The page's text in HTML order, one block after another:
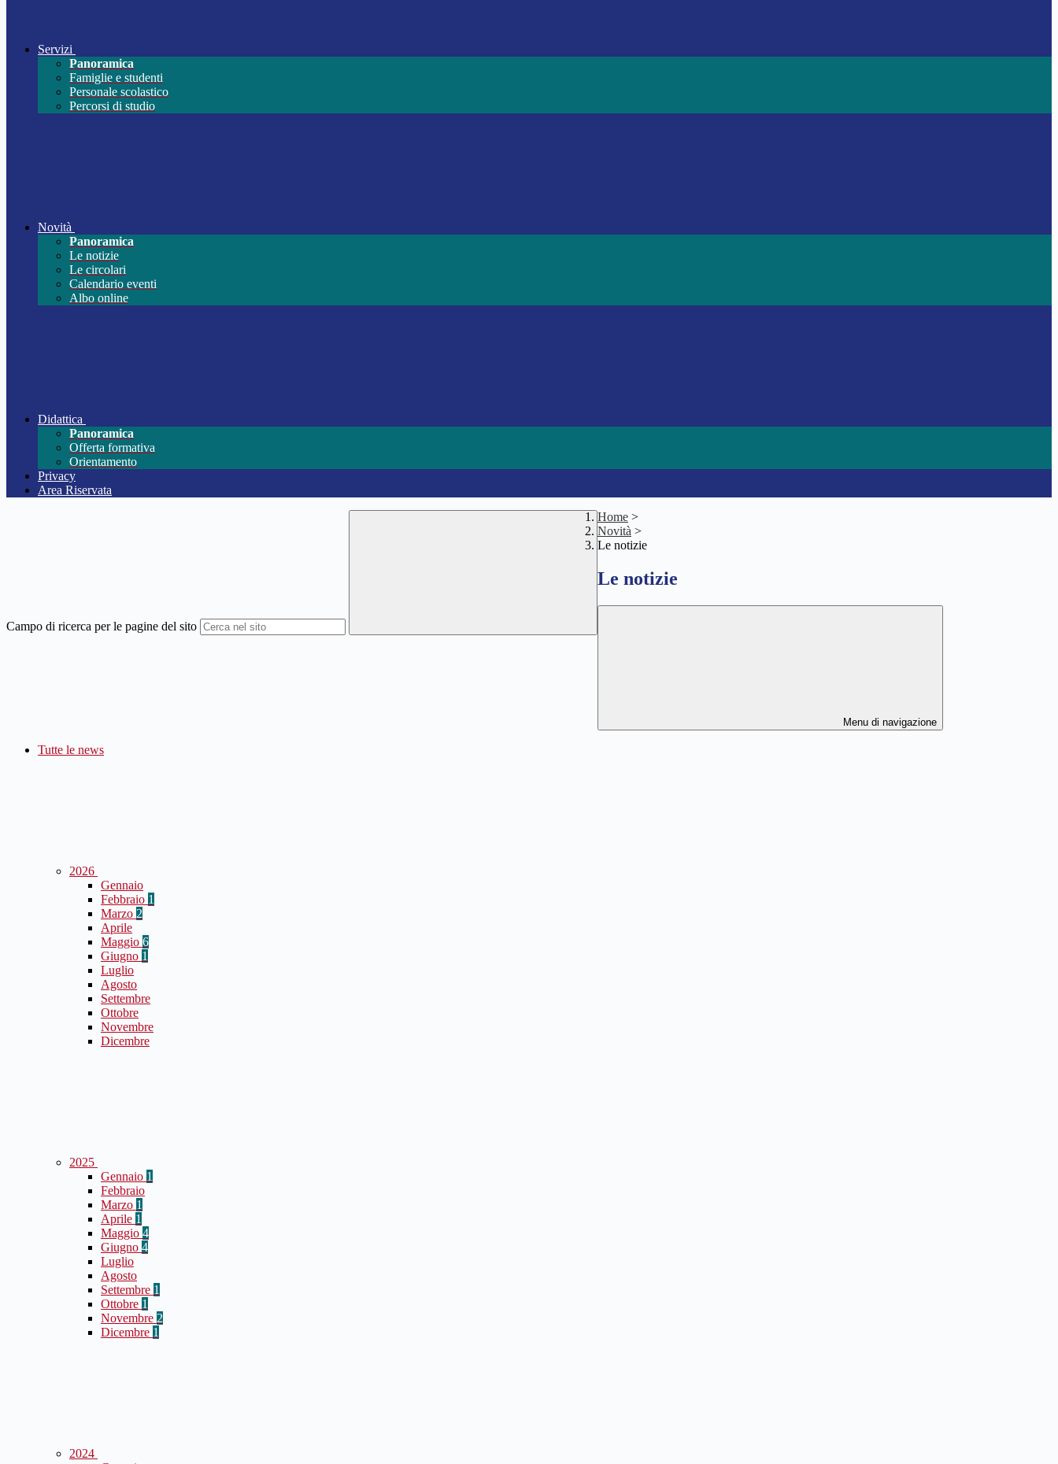
Servizi
Panoramica
Famiglie e studenti
Personale scolastico
Percorsi di studio
Novità
Panoramica
Le notizie
Le circolari
Calendario eventi
Albo online
Didattica
Panoramica
Offerta formativa
Orientamento
Privacy
Area Riservata
Campo di ricerca per le pagine del sito
Home >
Novità >
Le notizie
Le notizie
Menu di navigazione
Tutte le news
2026
Gennaio
Febbraio 1
Marzo 2
Aprile
Maggio 6
Giugno 1
Luglio
Agosto
Settembre
Ottobre
Novembre
Dicembre
2025
Gennaio 1
Febbraio
Marzo 1
Aprile 1
Maggio 4
Giugno 4
Luglio
Agosto
Settembre 1
Ottobre 1
Novembre 2
Dicembre 1
2024